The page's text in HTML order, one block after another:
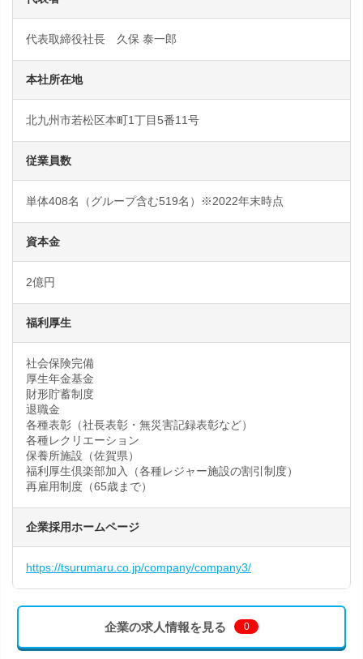
代表取締役社長 久保 泰一郎
本社所在地
北九州市若松区本町1丁目5番11号
従業員数
単体408名（グループ含む519名）※2022年末時点
資本金
2億円
福利厚生
社会保険完備
厚生年金基金
財形貯蓄制度
退職金
各種表彰（社長表彰・無災害記録表彰など）
各種レクリエーション
保養所施設（佐賀県）
福利厚生倶楽部加入（各種レジャー施設の割引制度）
再雇用制度（65歳まで）
企業採用ホームページ
https://tsurumaru.co.jp/company/company3/
企業の求人情報を見る 0